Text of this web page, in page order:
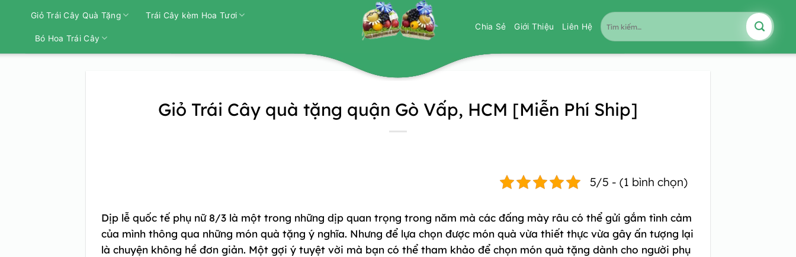
dung
Giỏ Trái Cây Quà Tặng Trái Cây kèm Hoa Tươi
Bó Hoa Trái Cây
Chia Sẻ Giới Thiệu Liên Hệ
Tìm
kiếm:
Giỏ Trái Cây quà tặng quận Gò Vấp, HCM [Miễn Phí Ship]
5/5 - (1 bình chọn)
Dịp lễ quốc tế phụ nữ 8/3 là một trong những dịp quan trọng trong năm mà các đấng mày râu có thể gửi gắm tình cảm
của mình thông qua những món quà tặng ý nghĩa. Nhưng để lựa chọn được món quà vừa thiết thực vừa gây ấn tượng lại
là chuyện không hề đơn giản. Một gợi ý tuyệt vời mà bạn có thể tham khảo để chọn món quà tặng dành cho người phụ